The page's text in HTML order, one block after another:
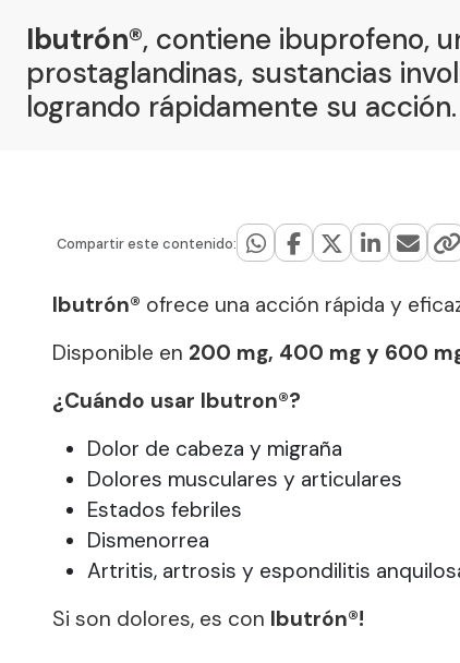
Ibutrón®, contiene ibuprofeno,
prostaglandinas, sustancias
logrando rápidamente su acción.
Compartir este contenido:
Ibutrón® ofrece una acción rápida y
Disponible en 200 mg, 400 mg y 600
¿Cuándo usar Ibutron®?
Dolor de cabeza y migraña
Dolores musculares y articulares
Estados febriles
Dismenorrea
Artritis, artrosis y espondilitis
Si son dolores, es con Ibutrón®!